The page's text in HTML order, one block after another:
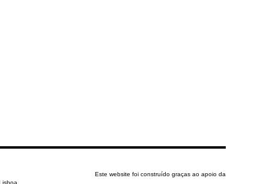
Este website foi construído graças ao apoio da